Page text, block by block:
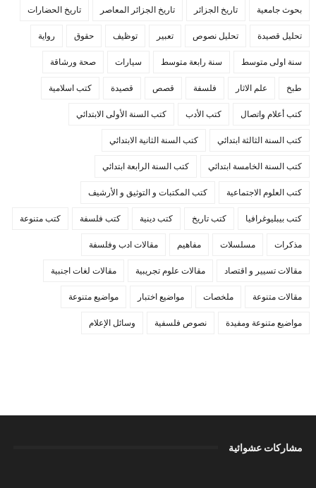
بحوث جامعية تاريخ الجزائر تاريخ الجزائر المعاصر تاريخ الحضارات
تحليل قصيدة تحليل نصوص تعبير توظيف حقوق رواية
سنة اولى متوسط سنة رابعة متوسط سيارات صحة ورشاقة
طبخ علم الاثار فلسفة قصص قصيدة كتب اسلامية
كتب أعلام واتصال كتب الأدب كتب السنة الأولى الابتدائي
كتب السنة الثالثة ابتدائي كتب السنة الثانية الابتدائي
كتب السنة الخامسة ابتدائي كتب السنة الرابعة ابتدائي
كتب العلوم الاجتماعية كتب المكتبات و التوثيق و الأرشيف
كتب بيبليوغرافيا كتب تاريخ كتب دينية كتب فلسفة كتب متنوعة
مذكرات مسلسلات مفاهيم مقالات ادب وفلسفة
مقالات تسيير و اقتصاد مقالات علوم تجريبية مقالات لغات اجنبية
مقالات متنوعة ملخصات مواضيع اختبار مواضيع متنوعة
مواضيع متنوعة ومفيدة نصوص فلسفية وسائل الإعلام
مشاركات عشوائية